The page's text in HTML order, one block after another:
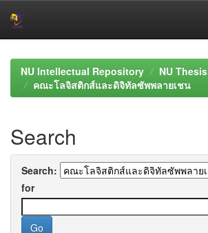
navigationNU Intellectual Repository
NU Thesis
คณะโลจิสติกส์และดิจิทัลซัพพลายเชน
Search
Search:
for